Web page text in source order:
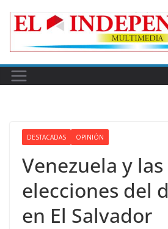
DESTACADAS OPINIÓN
Venezuela y las
elecciones del
en El Salvador